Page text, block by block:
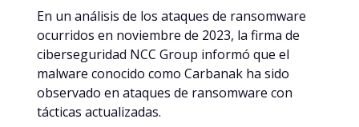
En un análisis de los ataques de ransomware
ocurridos en noviembre de 2023, la firma de
ciberseguridad NCC Group informó que el
malware conocido como Carbanak ha sido
observado en ataques de ransomware con
tácticas actualizadas.